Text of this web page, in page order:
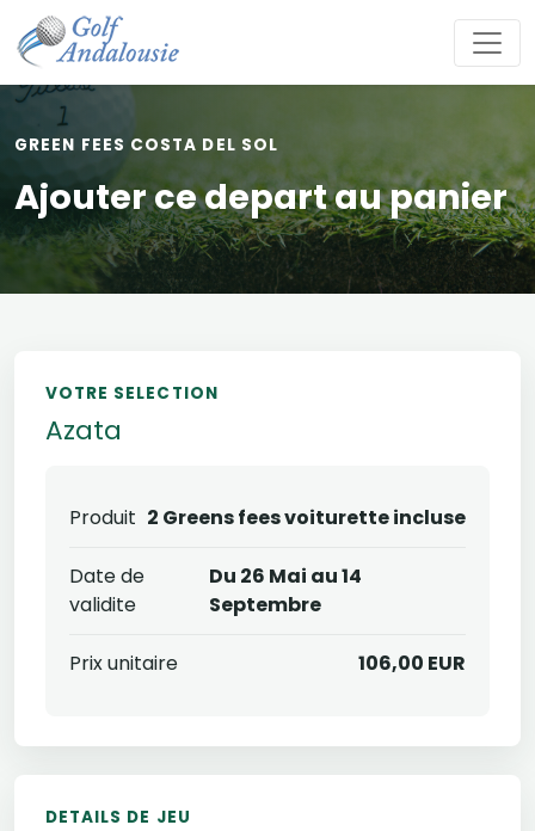
GREEN FEES COSTA DEL SOL
Ajouter ce depart au panier
VOTRE SELECTION
Azata
Produit 2 Greens fees voiturette incluse
Date de
validite
Du 26 Mai au 14
Septembre
Prix unitaire 106,00 EUR
DETAILS DE JEU